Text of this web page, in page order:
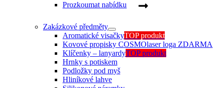
Prozkoumat nabídku
Zakázkové předměty
Aromatické visačkyTOP produkt
Kovové propisky COSMOlaser loga ZDARMA
Klíčenky – lanyardyTOP produkt
Hrnky s potiskem
Podložky pod myš
Hliníkové lahve